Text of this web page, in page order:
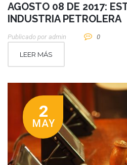
AGOSTO 08 DE 2017:
INDUSTRIA PETROLERA
Publicado por Admin 0
LEER MÁS
2
MAY